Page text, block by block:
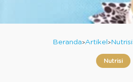
Beranda Artikel Nutrisi
Nutrisi